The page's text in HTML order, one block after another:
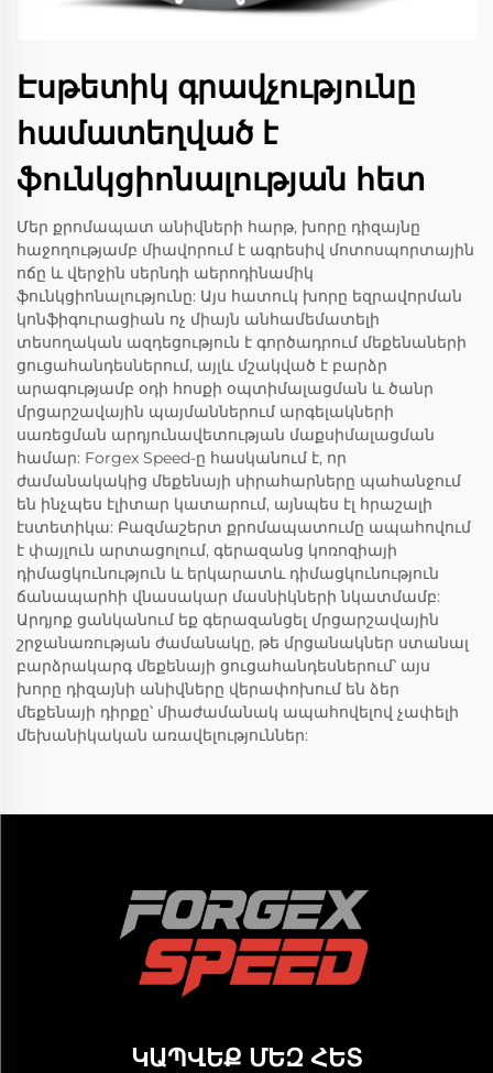
Էսթետիկ գրավչությունը
համատեղված է
ֆունկցիոնալության հետ
Մեր քրոմապատ անիվների հարթ, խորը դիզայնը
հաջողությամբ միավորում է ագրեսիվ մոտոսպորտային
ոճը և վերջին սերնդի աերոդինամիկ
ֆունկցիոնալությունը: Այս հատուկ խորը եզրավորման
կոնֆիգուրացիան ոչ միայն անհամեմատելի
տեսողական ազդեցություն է գործադրում մեքենաների
ցուցահանդեսներում, այլև մշակված է բարձր
արագությամբ օդի հոսքի օպտիմալացման և ծանր
մրցարշավային պայմաններում արգելակների
սառեցման արդյունավետության մաքսիմալացման
համար: Forgex Speed-ը հասկանում է, որ
ժամանակակից մեքենայի սիրահարները պահանջում
են ինչպես էլիտար կատարում, այնպես էլ հրաշալի
էստետիկա: Բազմաշերտ քրոմապատումը ապահովում
է փայլուն արտացոլում, գերազանց կոռոզիայի
դիմացկունություն և երկարատև դիմացկունություն
ճանապարհի վնասակար մասնիկների նկատմամբ:
Արդյոք ցանկանում եք գերազանցել մրցարշավային
շրջանառության ժամանակը, թե մրցանակներ ստանալ
բարձրակարգ մեքենայի ցուցահանդեսներում՝ այս
խորը դիզայնի անիվները վերափոխում են ձեր
մեքենայի դիրքը՝ միաժամանակ ապահովելով չափելի
մեխանիկական առավելություններ:
ԿԱՊՎԵՔ ՄԵԶ ՀԵՏ